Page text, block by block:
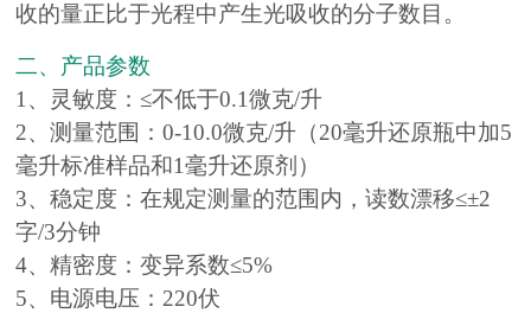
收的量正比于光程中产生光吸收的分子数目。
二、产品参数
1、灵敏度：≤不低于0.1微克/升
2、测量范围：0-10.0微克/升（20毫升还原瓶中加5
毫升标准样品和1毫升还原剂）
3、稳定度：在规定测量的范围内，读数漂移≤±2
字/3分钟
4、精密度：变异系数≤5%
5、电源电压：220伏